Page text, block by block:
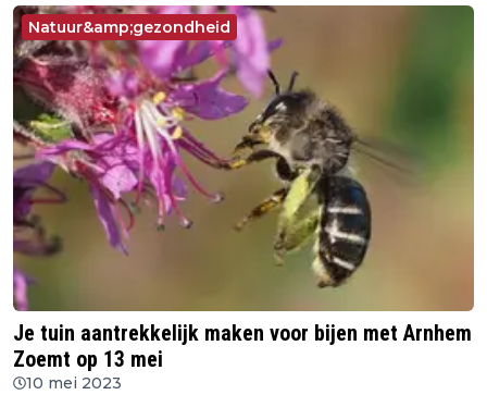
Natuur&amp;gezondheid
Je tuin aantrekkelijk maken voor bijen met Arnhem
Zoemt op 13 mei
10 mei 2023